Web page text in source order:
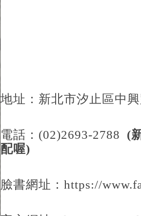
地址：新北市汐止區中
電話：(02)2693-2788 (
配喔)
臉書網址： https://